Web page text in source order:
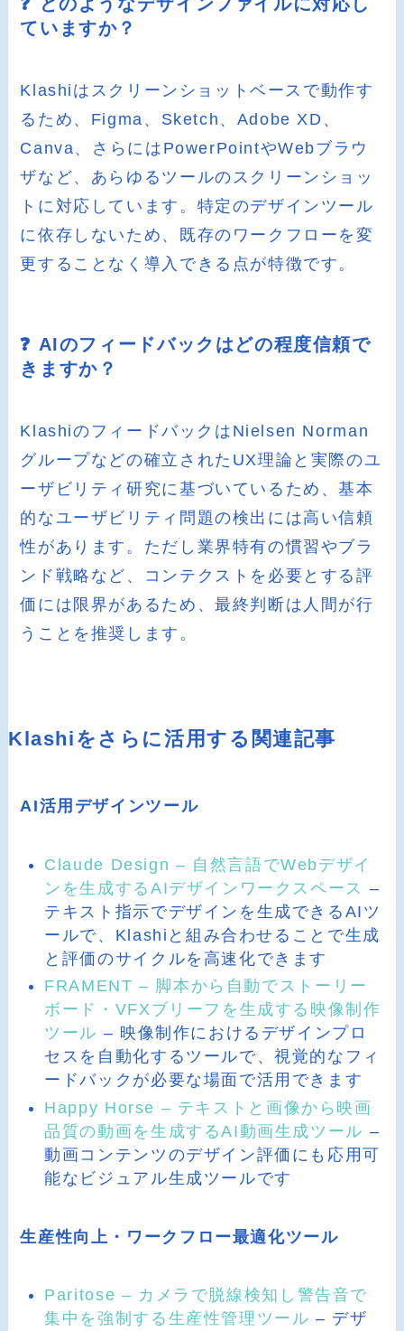
ていますか？
Klashiはスクリーンショットベースで動作す
るため、Figma、Sketch、Adobe XD、
Canva、さらにはPowerPointやWebブラウ
ザなど、あらゆるツールのスクリーンショッ
トに対応しています。特定のデザインツール
に依存しないため、既存のワークフローを変
更することなく導入できる点が特徴です。
❓ AIのフィードバックはどの程度信頼で
きますか？
KlashiのフィードバックはNielsen Norman
グループなどの確立されたUX理論と実際のユ
ーザビリティ研究に基づいているため、基本
的なユーザビリティ問題の検出には高い信頼
性があります。ただし業界特有の慣習やブラ
ンド戦略など、コンテクストを必要とする評
価には限界があるため、最終判断は人間が行
うことを推奨します。
Klashiをさらに活用する関連記事
AI活用デザインツール
Claude Design – 自然言語でWebデザイ
ンを生成するAIデザインワークスペース –
テキスト指示でデザインを生成できるAIツ
ールで、Klashiと組み合わせることで生成
と評価のサイクルを高速化できます
FRAMENT – 脚本から自動でストーリー
ボード・VFXブリーフを生成する映像制作
ツール – 映像制作におけるデザインプロ
セスを自動化するツールで、視覚的なフィ
ードバックが必要な場面で活用できます
Happy Horse – テキストと画像から映画
品質の動画を生成するAI動画生成ツール –
動画コンテンツのデザイン評価にも応用可
能なビジュアル生成ツールです
生産性向上・ワークフロー最適化ツール
Paritose – カメラで脱線検知し警告音で
集中を強制する生産性管理ツール – デザ